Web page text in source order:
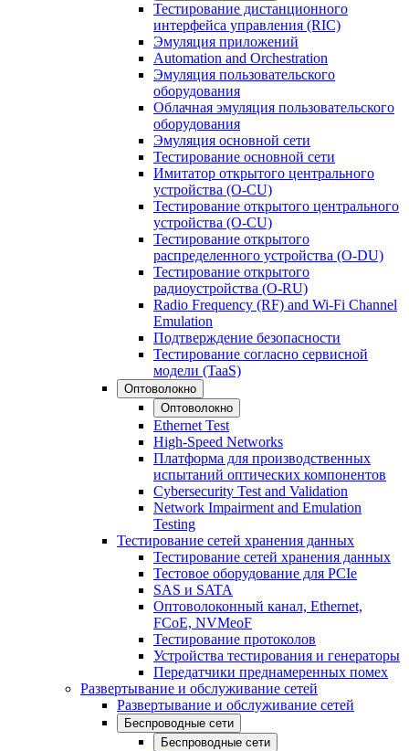
Тестирование дистанционного
интерфейса управления (RIC)
Эмуляция приложений
Automation and Orchestration
Эмуляция пользовательского
оборудования
Облачная эмуляция пользовательского
оборудования
Эмуляция основной сети
Тестирование основной сети
Имитатор открытого центрального
устройства (O-CU)
Тестирование открытого центрального
устройства (O-CU)
Тестирование открытого
распределенного устройства (O-DU)
Тестирование открытого
радиоустройства (O-RU)
Radio Frequency (RF) and Wi-Fi Channel
Emulation
Подтверждение безопасности
Тестирование согласно сервисной
модели (TaaS)
Оптоволокно
Оптоволокно
Ethernet Test
High-Speed Networks
Платформа для производственных
испытаний оптических компонентов
Cybersecurity Test and Validation
Network Impairment and Emulation
Testing
Тестирование сетей хранения данных
Тестирование сетей хранения данных
Тестовое оборудование для PCIe
SAS и SATA
Оптоволоконный канал, Ethernet,
FCoE, NVMeoF
Тестирование протоколов
Устройства тестирования и генераторы
Передатчики преднамеренных помех
Развертывание и обслуживание сетей
Развертывание и обслуживание сетей
Беспроводные сети
Беспроводные сети